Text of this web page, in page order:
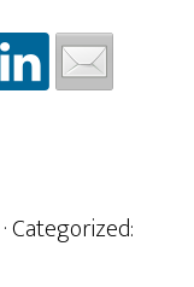
· Categorized: